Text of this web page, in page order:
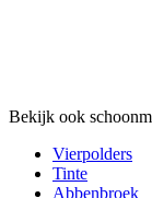
Bekijk ook
Vierpolders
Tinte
Abbenbroek